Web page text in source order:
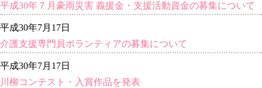
平成30年７月豪雨災害 義援金・支援活動資金の募集について
平成30年7月17日
介護支援専門員ボランティアの募集について
平成30年7月17日
川柳コンテスト・入賞作品を発表